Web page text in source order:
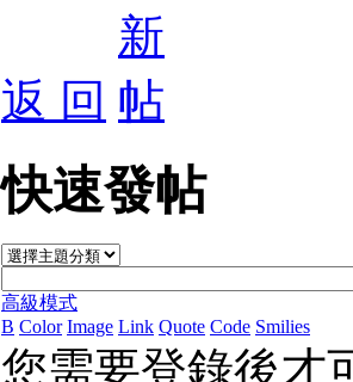
返 回
快速發帖
高級模式
B Color Image Link Quote Code Smilies
您需要登錄後才